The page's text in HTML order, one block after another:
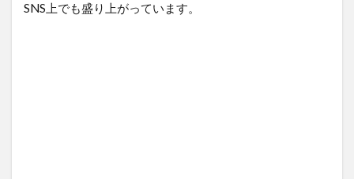
SNS上でも盛り上がっています。